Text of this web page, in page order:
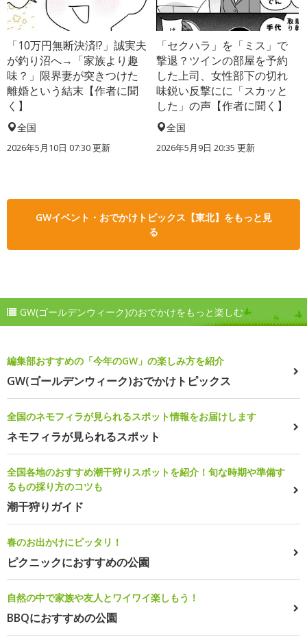
「10万円無断決済!?」誠実夫
が釣り沼へ→「家族より趣
味？」限界妻が突きつけた
離婚という結末【作者に聞
く】
全国
2026年5月10日 07:30 更新
「セクハラ」を「ミス」で
撃退？ツインの部屋を予約
した上司、女性部下の切れ
味鋭い反撃にに「スカッと
した」の声【作者に聞く】
全国
2026年5月9日 20:35 更新
GWイベント・おでかけトピックス【東北】をもっと見
る
GW(ゴールデンウィーク)のおでかけをもっと楽しむ
編集部おすすめの「今年のGW」の楽しみ方を紹介
GW(ゴールデンウィーク)おでかけトピックス
全国のネモフィラが見られるスポット情報をお届けします
ネモフィラが見られるスポット
全国各地のおすすめ潮干狩りスポットを紹介！旬な時期や準備す
るもの採り方のコツも
潮干狩りガイド
春のお出かけにピッタリ！
ピクニックにおすすめの公園
自然の中で家族や友人とワイワイ楽しもう！
BBQにおすすめの公園